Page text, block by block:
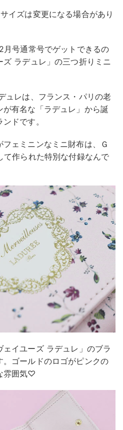
イズは変更になる場合があり
月号通常号でゲットできるの
ラデュレ」の三つ折りミニ
ュレは、フランス・パリの老
有名な「ラデュレ」から誕
ドです。
ェミニンなミニ財布は、Ｇ
て作られた特別な付録なんで
イユーズ ラデュレ」のブラ
。ゴールドのロゴがピンクの
雰囲気♡